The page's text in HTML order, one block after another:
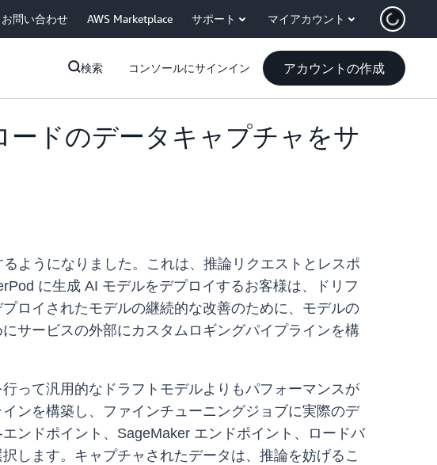
お問い合わせ AWS Marketplace サポート マイアカウント
検索 コンソールにサインイン アカウントの作成
ードのデータキャプチャをサ
ようになりました。これは、推論リクエストとレスポ
に生成 AI モデルをデプロイするお客様は、ドリフ
ロイされたモデルの継続的な改善のために、モデルの
サービスの外部にカスタムロギングパイプラインを構
って汎用的なドラフトモデルよりもパフォーマンスが
ンを構築し、ファインチューニングジョブに実際のデ
ンドポイント、SageMaker エンドポイント、ロードバ
します。キャプチャされたデータは、推論を妨げるこ